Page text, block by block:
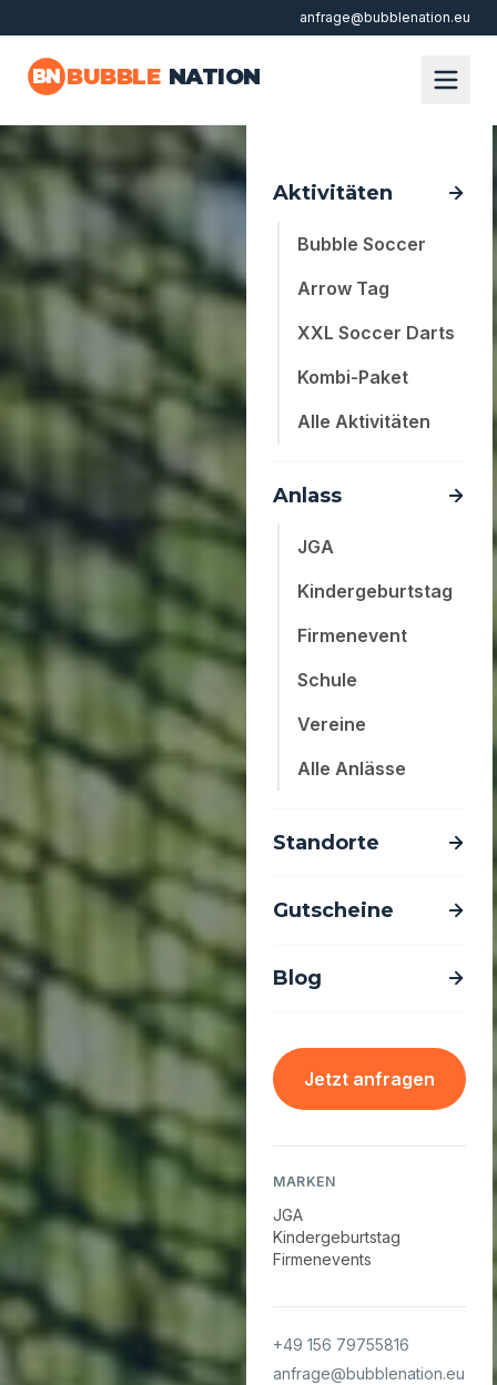
anfrage@bubblenation.eu
BN BUBBLE NATION
Aktivitäten
Bubble Soccer
Arrow Tag
XXL Soccer Darts
Kombi-Paket
Alle Aktivitäten
Anlass
JGA
Kindergeburtstag
Firmenevent
Schule
Vereine
Alle Anlässe
Standorte
Gutscheine
Blog
Jetzt anfragen
MARKEN
JGA
Kindergeburtstag
Firmenevents
+49 156 79755816
anfrage@bubblenation.eu